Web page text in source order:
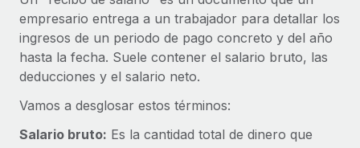
Contractor Management
Integra y gestiona a autónomos globalmente.
PEO
Externaliza tareas laborales complejas.
Compáranos con otras empresas.
ETAPAS DE CRECIMIENTO
Soluciones ágiles de RR. HH. globales y nóminas para
empresas en crecimiento.
Calculadora de pagos a autónomos
Descubre opciones de divisas y tiempos de pago para
autónomos globales.
Nederlands
Français
Deutsch
Iniciar sesión
empresario entrega a un trabajador para detallar los
ingresos de un periodo de pago concreto y del año
hasta la fecha. Suele contener el salario bruto, las
deducciones y el salario neto.
Vamos a desglosar estos términos:
Salario bruto: Es la cantidad total de dinero que